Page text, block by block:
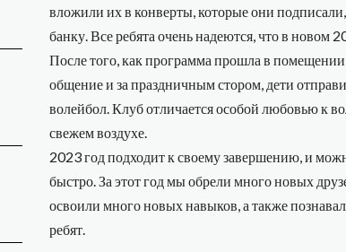
вложили их в конверты, которые они
банку. Все ребята очень надеются, что в новом
После того, как программа прошла в
общение и за праздничным стором, дети
волейбол. Клуб отличается особой любовью к
свежем воздухе.
2023 год подходит к своему завершению, и
быстро. За этот год мы обрели много новых
освоили много новых навыков, а также
ребят.